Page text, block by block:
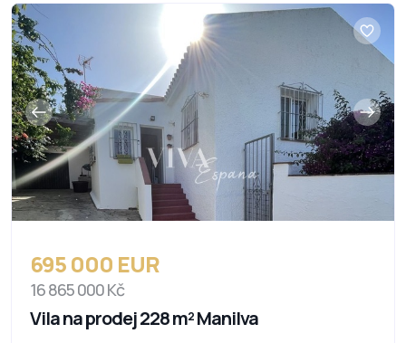
695 000 EUR
16 865 000 Kč
Vila na prodej 228 m² Manilva